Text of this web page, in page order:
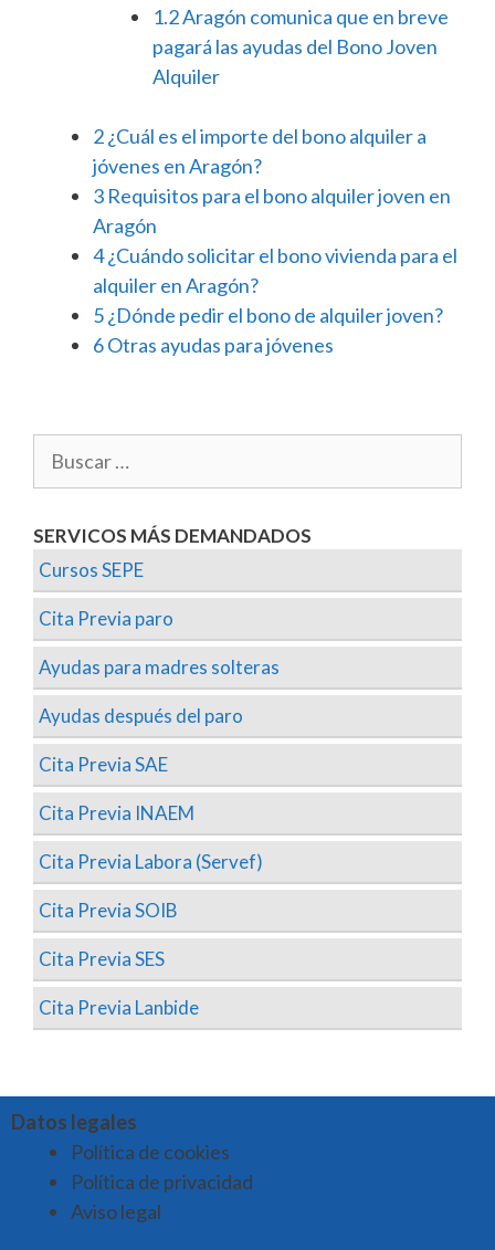
1.2Aragón comunica que en breve
pagará las ayudas del Bono Joven
Alquiler
2¿Cuál es el importe del bono alquiler a
jóvenes en Aragón?
3 Requisitos para el bono alquiler joven en
Aragón
4¿Cuándo solicitar el bono vivienda para el
alquiler en Aragón?
5¿Dónde pedir el bono de alquiler joven?
6Otras ayudas para jóvenes
SERVICOS MÁS DEMANDADOS
Cursos SEPE
Cita Previa paro
Ayudas para madres solteras
Ayudas después del paro
Cita Previa SAE
Cita Previa INAEM
Cita Previa Labora (Servef)
Cita Previa SOIB
Cita Previa SES
Cita Previa Lanbide
Datos legales
Política de cookies
Política de privacidad
Aviso legal